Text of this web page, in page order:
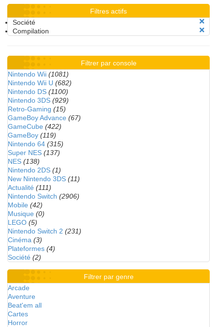
Filtres actifs
Société
Compilation
Filtrer par console
Nintendo Wii (1081)
Nintendo Wii U (682)
Nintendo DS (1100)
Nintendo 3DS (929)
Retro-Gaming (15)
GameBoy Advance (67)
GameCube (422)
GameBoy (119)
Nintendo 64 (315)
Super NES (137)
NES (138)
Nintendo 2DS (1)
New Nintendo 3DS (11)
Actualité (111)
Nintendo Switch (2906)
Mobile (42)
Musique (0)
LEGO (5)
Nintendo Switch 2 (231)
Cinéma (3)
Plateformes (4)
Société (2)
Filtrer par genre
Arcade
Aventure
Beat'em all
Cartes
Horror